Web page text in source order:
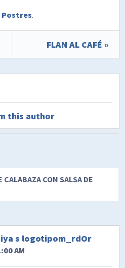
Postres.
FLAN AL CAFÉ »
this author
CALABAZA CON SALSA DE
s logotipom_rdOr
AM